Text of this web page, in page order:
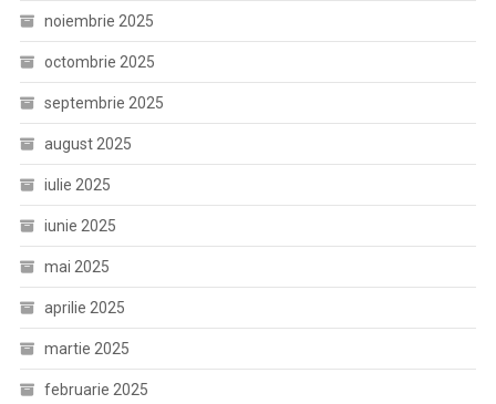
noiembrie 2025
octombrie 2025
septembrie 2025
august 2025
iulie 2025
iunie 2025
mai 2025
aprilie 2025
martie 2025
februarie 2025